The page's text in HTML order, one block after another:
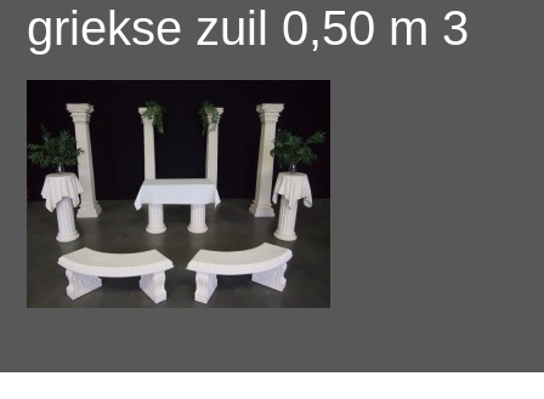
griekse zuil 0,50 m 3